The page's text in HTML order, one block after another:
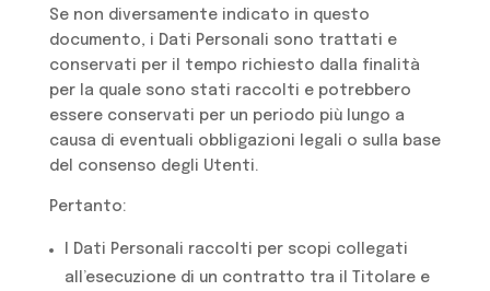
Se non diversamente indicato in questo
documento, i Dati Personali sono trattati e
conservati per il tempo richiesto dalla finalità
per la quale sono stati raccolti e potrebbero
essere conservati per un periodo più lungo a
causa di eventuali obbligazioni legali o sulla base
del consenso degli Utenti.
Pertanto:
I Dati Personali raccolti per scopi collegati
all’esecuzione di un contratto tra il Titolare e